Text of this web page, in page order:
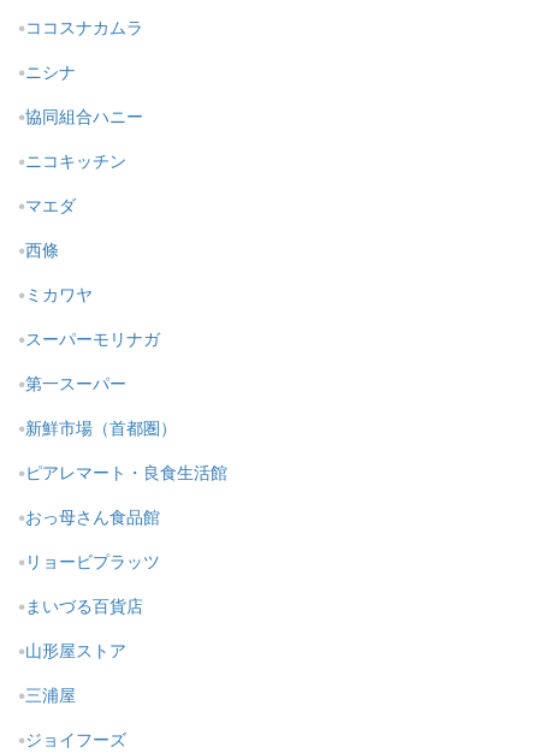
ココスナカムラ
ニシナ
協同組合ハニー
ニコキッチン
マエダ
西條
ミカワヤ
スーパーモリナガ
第一スーパー
新鮮市場（首都圏）
ピアレマート・良食生活館
おっ母さん食品館
リョービプラッツ
まいづる百貨店
山形屋ストア
三浦屋
ジョイフーズ